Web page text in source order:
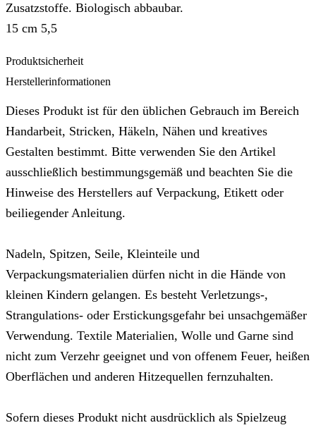
Zusatzstoffe. Biologisch abbaubar.
15 cm 5,5
Produktsicherheit
Herstellerinformationen
Dieses Produkt ist für den üblichen Gebrauch im Bereich
Handarbeit, Stricken, Häkeln, Nähen und kreatives
Gestalten bestimmt. Bitte verwenden Sie den Artikel
ausschließlich bestimmungsgemäß und beachten Sie die
Hinweise des Herstellers auf Verpackung, Etikett oder
beiliegender Anleitung.
Nadeln, Spitzen, Seile, Kleinteile und
Verpackungsmaterialien dürfen nicht in die Hände von
kleinen Kindern gelangen. Es besteht Verletzungs-,
Strangulations- oder Erstickungsgefahr bei unsachgemäßer
Verwendung. Textile Materialien, Wolle und Garne sind
nicht zum Verzehr geeignet und von offenem Feuer, heißen
Oberflächen und anderen Hitzequellen fernzuhalten.
Sofern dieses Produkt nicht ausdrücklich als Spielzeug